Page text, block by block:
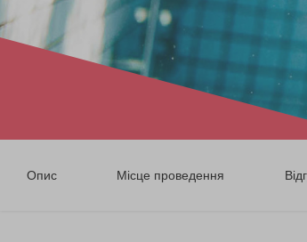
Опис Місце проведення